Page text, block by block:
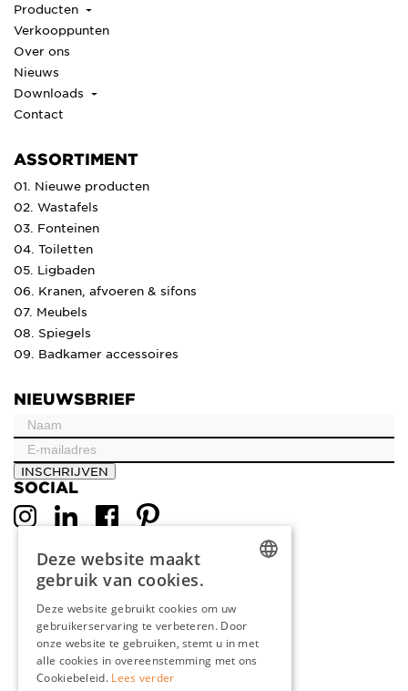
Producten
Verkooppunten
Over ons
Nieuws
Downloads
Contact
ASSORTIMENT
01. Nieuwe producten
02. Wastafels
03. Fonteinen
04. Toiletten
05. Ligbaden
06. Kranen, afvoeren & sifons
07. Meubels
08. Spiegels
09. Badkamer accessoires
NIEUWSBRIEF
INSCHRIJVEN
SOCIAL
ENGLISH
FRENCH
Deze website maakt
gebruik van cookies.
Deze website gebruikt cookies om uw
gebruikerservaring te verbeteren. Door
onze website te gebruiken, stemt u in met
alle cookies in overeenstemming met ons
Cookiebeleid. Lees verder